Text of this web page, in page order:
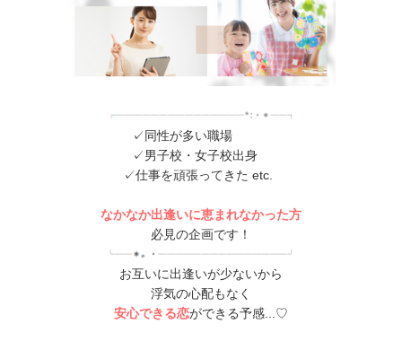
✓同性が多い職場
✓男子校・女子校出身
✓仕事を頑張ってきた etc.
なかなか出逢いに恵まれなかった方
必見の企画です！
お互いに出逢いが少ないから
浮気の心配もなく
安心できる恋ができる予感...♡